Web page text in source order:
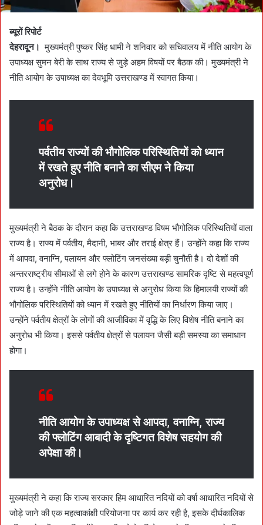
ब्यूरों रिपोर्ट
देहरादून। मुख्यमंत्री पुष्कर सिंह धामी ने शनिवार को सचिवालय में नीति आयोग के
उपाध्यक्ष सुमन बेरी के साथ राज्य से जुड़े अहम विषयों पर बैठक की। मुख्यमंत्री ने
नीति आयोग के उपाध्यक्ष का देवभूमि उत्तराखण्ड में स्वागत किया।
पर्वतीय राज्यों की भौगोलिक परिस्थितियों को ध्यान
में रखते हुए नीति बनाने का सीएम ने किया
अनुरोध।
मुख्यमंत्री ने बैठक के दौरान कहा कि उत्तराखण्ड विषम भौगोलिक परिस्थितियों वाला
राज्य है। राज्य में पर्वतीय, मैदानी, भाबर और तराई क्षेत्र हैं। उन्होंने कहा कि राज्य
में आपदा, वनाग्नि, पलायन और फ्लोटिंग जनसंख्या बड़ी चुनौती है। दो देशों की
अन्तरराष्ट्रीय सीमाओं से लगे होने के कारण उत्तराखण्ड सामरिक दृष्टि से महत्वपूर्ण
राज्य है। उन्होंने नीति आयोग के उपाध्यक्ष से अनुरोध किया कि हिमालयी राज्यों की
भौगोलिक परिस्थितियों को ध्यान में रखते हुए नीतियों का निर्धारण किया जाए।
उन्होंने पर्वतीय क्षेत्रों के लोगों की आजीविका में वृद्धि के लिए विशेष नीति बनाने का
अनुरोध भी किया। इससे पर्वतीय क्षेत्रों से पलायन जैसी बड़ी समस्या का समाधान
होगा।
नीति आयोग के उपाध्यक्ष से आपदा, वनाग्नि, राज्य
की फ्लोटिंग आबादी के दृष्टिगत विशेष सहयोग की
अपेक्षा की।
मुख्यमंत्री ने कहा कि राज्य सरकार हिम आधारित नदियों को वर्षा आधारित नदियों से
जोड़े जाने की एक महत्वाकांक्षी परियोजना पर कार्य कर रही है, इसके दीर्घकालिक